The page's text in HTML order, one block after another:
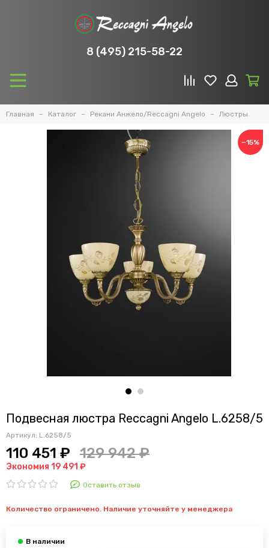
8 (495) 215-58-22
Главная Каталог Рекани Анжело/Reccagni Angelo Люстры
−15%
Подвесная люстра Reccagni Angelo L.6258/5
Артикул: L.6258/5
110 451 ₽ 129 942 ₽
Экономия 19 491 ₽
Оставить отзыв
Количество ограничено. Наличие уточняйте у менеджера